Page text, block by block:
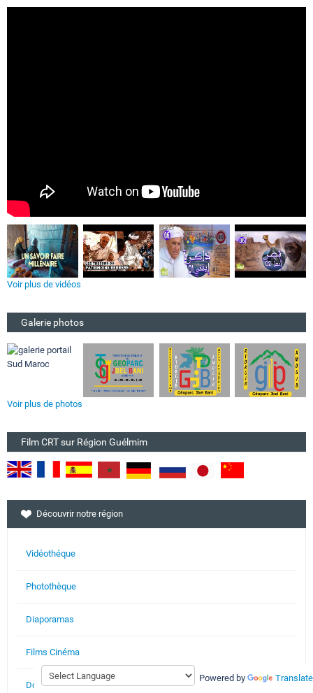
Voir plus de vidéos
Galerie photos
Voir plus de photos
Film CRT sur Région Guélmim
Découvrir notre région
Vidéothéque
Photothèque
Diaporamas
Films Cinéma
Documents
Powered by Translate